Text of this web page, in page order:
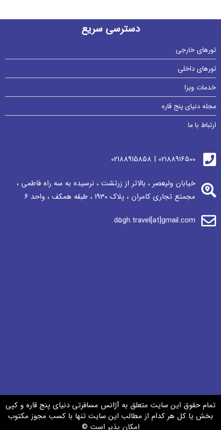
دسترسی سریع
تورهای خارجی
تورهای داخلی
خدمات ویزا
مجله دنیای پنج قاره
ارتباط با ما
02188916500 | 02188915858
خیابان ولیعصر ، بالاتر از زرتشت ، نرسيده به سه راه فاطمی ،
مجمتع تجاری كامران ، پلاک 1930 ، طبقه همکف ، واحد ٦
d5gh.travel[at]gmail.com
تمام حقوق این سایت متعلق به آژانس مسافرتی دنیای پنج قاره و کپی
بخش یا کل هر کدام از مطالب این سایت تنها با کسب مجوز مکتوب
امکان پذیر است ©